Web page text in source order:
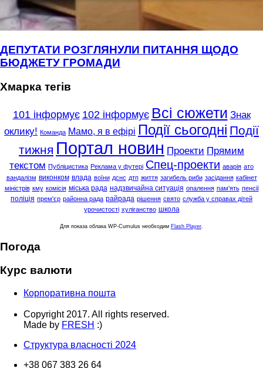
ДЕПУТАТИ РОЗГЛЯНУЛИ ПИТАННЯ ЩОДО
БЮДЖЕТУ ГРОМАДИ
Хмарка тегів
101 інформує 102 інформує Всі сюжети Знак
оклику! Команда Мамо, я в ефірі Події сьогодні Події
тижня Портал новин Проекти Прямим
текстом Публіцистика Реклама у футері Спец-проекти аварія ато
вандалізм виконком влада воїни дснс дтп життя загибель риби засідання кабінет
міністрів кму комісія міська рада надзвичайна ситуація опалення пам'ять пенсії
поліція прем'єр районна рада райрада рішення свято служба у справах дітей
урочистості хуліганство школа
Для показа облака WP-Cumulus необходим Flash Player
Погода
Курс валюти
Корпоративна пошта
Copyright 2017. All rights reserved.
Made by FRESH :)
Структура власності 2024
+38 067 383 26 64